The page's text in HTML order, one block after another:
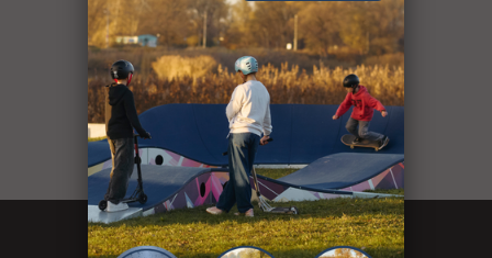
over 400
sportsobjekter
se prosjektene våre